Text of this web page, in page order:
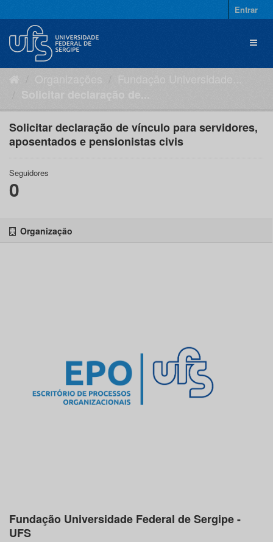
para
conteúdo
Entrar
Solicitar declaração de vínculo para servidores,
aposentados e pensionistas civis
Seguidores
0
Organização
Fundação Universidade Federal de Sergipe -
UFS